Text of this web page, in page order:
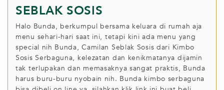
SEBLAK SOSIS
Halo Bunda, berkumpul bersama keluara di rumah aja
menu sehari-hari saat ini, tetapi kini ada menu yang
special nih Bunda, Camilan Seblak Sosis dari Kimbo
Sosis Serbaguna, kelezatan dan kenikmatanya dijamin
tak terlupakan dan memasaknya sangat praktis, Bunda
harus buru-buru nyobain nih. Bunda kimbo serbaguna